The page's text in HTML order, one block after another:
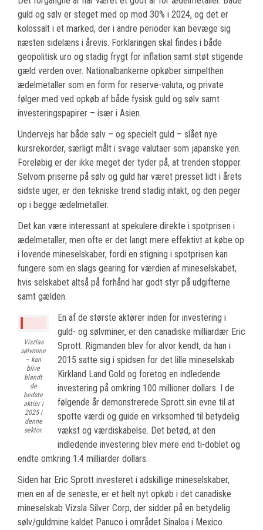
guld og sølv er steget med op mod 30% i 2024, og det er
kolossalt i et marked, der i andre perioder kan bevæge sig
næsten sidelæns i årevis. Forklaringen skal findes i både
geopolitisk uro og stadig frygt for inflation samt støt stigende
gæld verden over. Nationalbankerne opkøber simpelthen
ædelmetaller som en form for reserve-valuta, og private
følger med ved opkøb af både fysisk guld og sølv samt
investeringspapirer – især i Asien.
Undervejs har både sølv – og specielt guld – slået nye
kursrekorder, særligt målt i svage valutaer som japanske yen.
Foreløbig er der ikke meget der tyder på, at trenden stopper.
Selvom priserne på sølv og guld har været presset lidt i årets
sidste uger, er den tekniske trend stadig intakt, og den peger
op i begge ædelmetaller.
Det kan være interessant at spekulere direkte i spotprisen i
ædelmetaller, men ofte er det langt mere effektivt at købe op
i lovende mineselskaber, fordi en stigning i spotprisen kan
fungere som en slags gearing for værdien af mineselskabet,
hvis selskabet altså på forhånd har godt styr på udgifterne
samt gælden.
Viszlas
sølvmine
– kan
blive
blandt
de
bedste
aktier i
2025 i
denne
sektor.
En af de største aktører inden for investering i
guld- og sølvminer, er den canadiske milliardær Eric
Sprott. Rigmanden blev for alvor kendt, da han i
2015 satte sig i spidsen for det lille mineselskab
Kirkland Land Gold og foretog en indledende
investering på omkring 100 millioner dollars. I de
følgende år demonstrerede Sprott sin evne til at
spotte værdi og guide en virksomhed til betydelig
vækst og værdiskabelse. Det betød, at den
indledende investering blev mere end ti-doblet og
endte omkring 1.4 milliarder dollars.
Siden har Eric Sprott investeret i adskillige mineselskaber,
men en af de seneste, er et helt nyt opkøb i det canadiske
mineselskab Vizsla Silver Corp, der sidder på en betydelig
sølv/guldmine kaldet Panuco i området Sinaloa i Mexico.